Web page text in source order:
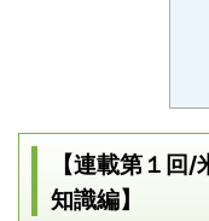
【連載第１回
知識編】